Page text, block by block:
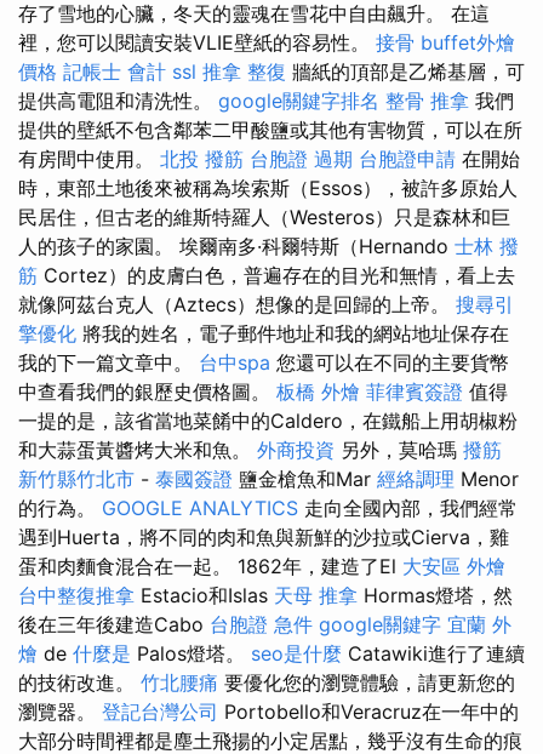
存了雪地的心臟，冬天的靈魂在雪花中自由飆升。 在這
裡，您可以閱讀安裝VLIE壁紙的容易性。 接骨 buffet外燴
價格 記帳士 會計 ssl 推拿 整復 牆紙的頂部是乙烯基層，可
提供高電阻和清洗性。 google關鍵字排名 整骨 推拿 我們
提供的壁紙不包含鄰苯二甲酸鹽或其他有害物質，可以在所
有房間中使用。 北投 撥筋 台胞證 過期 台胞證申請 在開始
時，東部土地後來被稱為埃索斯（Essos），被許多原始人
民居住，但古老的維斯特羅人（Westeros）只是森林和巨
人的孩子的家園。 埃爾南多·科爾特斯（Hernando 士林 撥
筋 Cortez）的皮膚白色，普遍存在的目光和無情，看上去
就像阿茲台克人（Aztecs）想像的是回歸的上帝。 搜尋引
擎優化 將我的姓名，電子郵件地址和我的網站地址保存在
我的下一篇文章中。 台中spa 您還可以在不同的主要貨幣
中查看我們的銀歷史價格圖。 板橋 外燴 菲律賓簽證 值得
一提的是，該省當地菜餚中的Caldero，在鐵船上用胡椒粉
和大蒜蛋黃醬烤大米和魚。 外商投資 另外，莫哈瑪 撥筋
新竹縣竹北市 - 泰國簽證 鹽金槍魚和Mar 經絡調理 Menor
的行為。 GOOGLE ANALYTICS 走向全國內部，我們經常
遇到Huerta，將不同的肉和魚與新鮮的沙拉或Cierva，雞
蛋和肉麵食混合在一起。 1862年，建造了El 大安區 外燴
台中整復推拿 Estacio和Islas 天母 推拿 Hormas燈塔，然
後在三年後建造Cabo 台胞證 急件 google關鍵字 宜蘭 外
燴 de 什麼是 Palos燈塔。 seo是什麼 Catawiki進行了連續
的技術改進。 竹北腰痛 要優化您的瀏覽體驗，請更新您的
瀏覽器。 登記台灣公司 Portobello和Veracruz在一年中的
大部分時間裡都是塵土飛揚的小定居點，幾乎沒有生命的痕